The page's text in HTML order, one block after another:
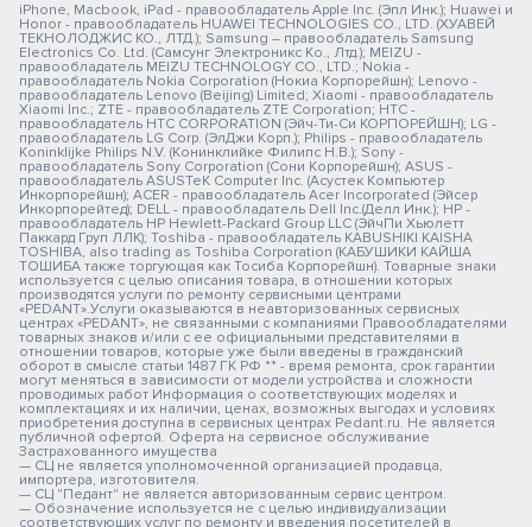
iPhone, Macbook, iPad - правообладатель Apple Inc. (Эпл Инк.); Huawei и
Honor - правообладатель HUAWEI TECHNOLOGIES CO., LTD. (ХУАВЕЙ
ТЕКНОЛОДЖИС КО., ЛТД.); Samsung – правообладатель Samsung
Electronics Co. Ltd. (Самсунг Электроникс Ко., Лтд.); MEIZU -
правообладатель MEIZU TECHNOLOGY CO., LTD.; Nokia -
правообладатель Nokia Corporation (Нокиа Корпорейшн); Lenovo -
правообладатель Lenovo (Beijing) Limited; Xiaomi - правообладатель
Xiaomi Inc.; ZTE - правообладатель ZTE Corporation; HTC -
правообладатель HTC CORPORATION (Эйч-Ти-Си КОРПОРЕЙШН); LG -
правообладатель LG Corp. (ЭлДжи Корп.); Philips - правообладатель
Koninklijke Philips N.V. (Конинклийке Филипс Н.В.); Sony -
правообладатель Sony Corporation (Сони Корпорейшн); ASUS -
правообладатель ASUSTeK Computer Inc. (Асустек Компьютер
Инкорпорейшн); ACER - правообладатель Acer Incorporated (Эйсер
Инкорпорейтед); DELL - правообладатель Dell Inc.(Делл Инк.); HP -
правообладатель HP Hewlett-Packard Group LLC (ЭйчПи Хьюлетт
Паккард Груп ЛЛК); Toshiba - правообладатель KABUSHIKI KAISHA
TOSHIBA, also trading as Toshiba Corporation (КАБУШИКИ КАЙША
ТОШИБА также торгующая как Тосиба Корпорейшн). Товарные знаки
используется с целью описания товара, в отношении которых
производятся услуги по ремонту сервисными центрами
«PEDANT».Услуги оказываются в неавторизованных сервисных
центрах «PEDANT», не связанными с компаниями Правообладателями
товарных знаков и/или с ее официальными представителями в
отношении товаров, которые уже были введены в гражданский
оборот в смысле статьи 1487 ГК РФ ** - время ремонта, срок гарантии
могут меняться в зависимости от модели устройства и сложности
проводимых работ Информация о соответствующих моделях и
комплектациях и их наличии, ценах, возможных выгодах и условиях
приобретения доступна в сервисных центрах Pedant.ru. Не является
публичной офертой. Оферта на сервисное обслуживание
Застрахованного имущества
— СЦ не является уполномоченной организацией продавца,
импортера, изготовителя.
— СЦ "Педант" не является авторизованным сервис центром.
— Обозначение используется не с целью индивидуализации
соответствующих услуг по ремонту и введения посетителей в